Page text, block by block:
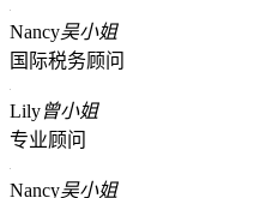
Nancy吴小姐
国际税务顾问
Lily曾小姐
专业顾问
Nancy吴小姐